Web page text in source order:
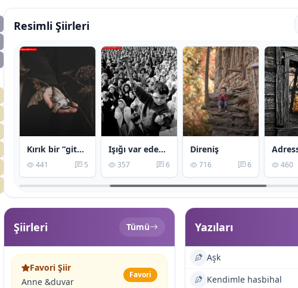
Resimli Şiirleri
18
Kırık bir “gitme”nin anatomisi
441 5
Işığı var eden eller ( 1 mayıs )
357 6
Direniş
716 6 460
Şiirleri Tümü
Favori Şiir
Anne &duvar
Favori
Yazıları
Aşk
Kendimle hasbihal